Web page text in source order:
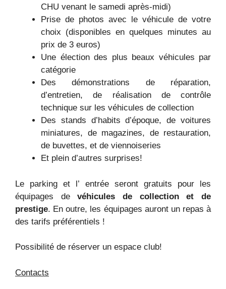
CHU venant le samedi après-midi)
Prise de photos avec le véhicule de votre
choix (disponibles en quelques minutes au
prix de 3 euros)
Une élection des plus beaux véhicules par
catégorie
Des démonstrations de réparation,
d’entretien, de réalisation de contrôle
technique sur les véhicules de collection
Des stands d’habits d’époque, de voitures
miniatures, de magazines, de restauration,
de buvettes, et de viennoiseries
Et plein d’autres surprises!
Le parking et l’ entrée seront gratuits pour les
équipages devéhicules de collection et de
prestige. En outre, les équipages auront un repas à
des tarifs préférentiels !
Possibilité de réserver un espace club!
Contacts